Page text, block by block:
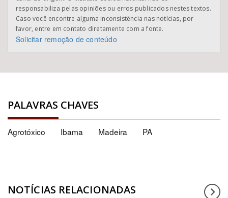
responsabiliza pelas opiniões ou erros publicados nestes textos.
Caso você encontre alguma inconsistência nas notícias, por
favor, entre em contato diretamente com a fonte.
Solicitar remoção de conteúdo
PALAVRAS CHAVES
Agrotóxico Ibama Madeira PA
NOTÍCIAS RELACIONADAS